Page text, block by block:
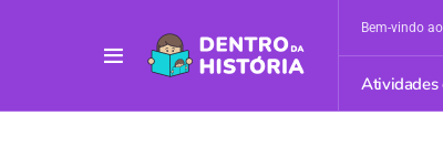
Bem-vindo
Atividades